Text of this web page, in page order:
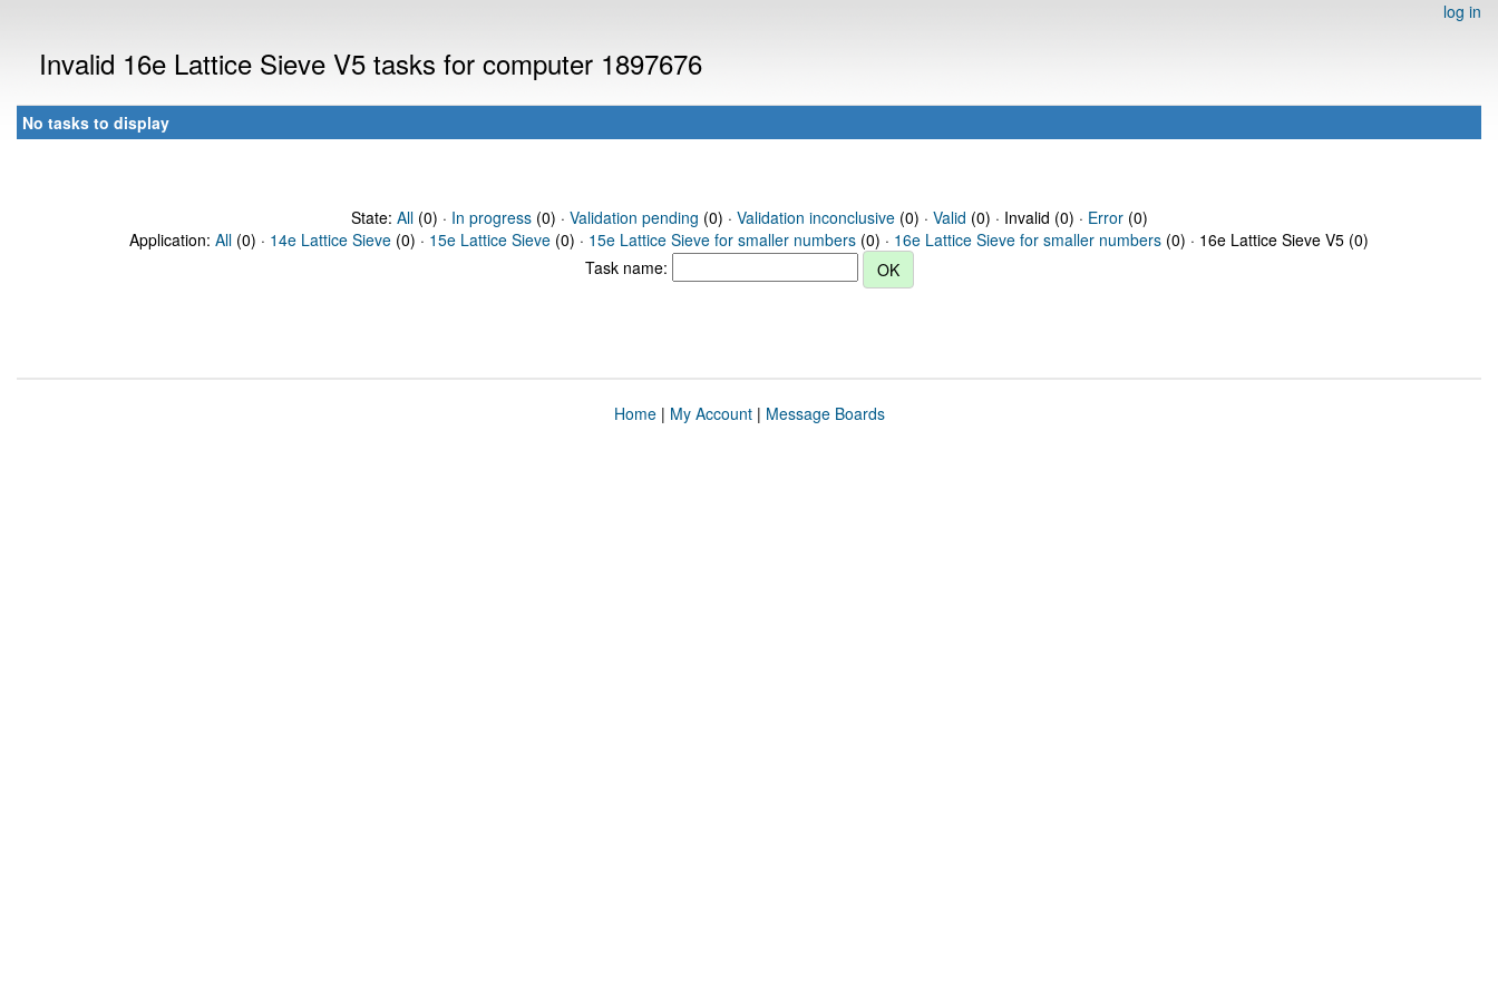
log in
Invalid 16e Lattice Sieve V5 tasks for computer 1897676
No tasks to display
State: All(0) · In progress(0) · Validation pending (0) · Validation inconclusive(0) · Valid (0) · Invalid (0) · Error(0)
Application: All (0) · 14e Lattice Sieve (0) · 15e Lattice Sieve (0) · 15e Lattice Sieve for smaller numbers (0) · 16e Lattice Sieve for smaller numbers (0) · 16e Lattice Sieve V5 (0)
Task name:
Home| My Account| Message Boards